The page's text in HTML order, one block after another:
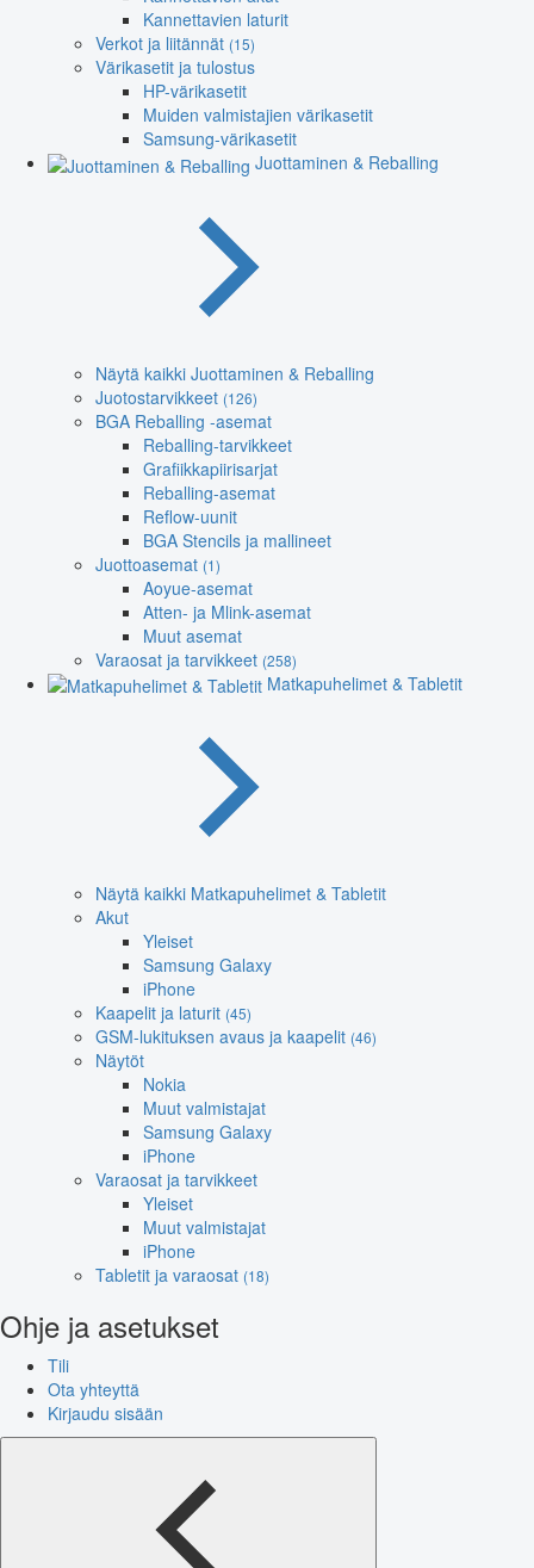
Kannettavien laturit
Verkot ja liitännät (15)
Värikasetit ja tulostus
HP-värikasetit
Muiden valmistajien värikasetit
Samsung-värikasetit
Juottaminen & Reballing
Näytä kaikki Juottaminen & Reballing
Juotostarvikkeet (126)
BGA Reballing -asemat
Reballing-tarvikkeet
Grafiikkapiirisarjat
Reballing-asemat
Reflow-uunit
BGA Stencils ja mallineet
Juottoasemat (1)
Aoyue-asemat
Atten- ja Mlink-asemat
Muut asemat
Varaosat ja tarvikkeet (258)
Matkapuhelimet & Tabletit
Näytä kaikki Matkapuhelimet & Tabletit
Akut
Yleiset
Samsung Galaxy
iPhone
Kaapelit ja laturit (45)
GSM-lukituksen avaus ja kaapelit (46)
Näytöt
Nokia
Muut valmistajat
Samsung Galaxy
iPhone
Varaosat ja tarvikkeet
Yleiset
Muut valmistajat
iPhone
Tabletit ja varaosat (18)
Ohje ja asetukset
Tili
Ota yhteyttä
Kirjaudu sisään